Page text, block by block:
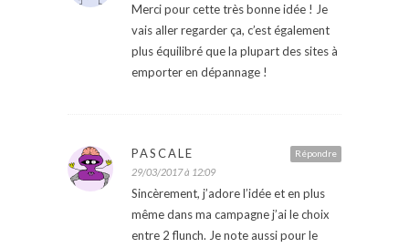
Merci pour cette très bonne idée ! Je
vais aller regarder ça, c’est également
plus équilibré que la plupart des sites à
emporter en dépannage !
Répondre
PASCALE
29/03/2017 à 12:09
Sincèrement, j’adore l’idée et en plus
même dans ma campagne j’ai le choix
entre 2 flunch. Je note aussi pour le